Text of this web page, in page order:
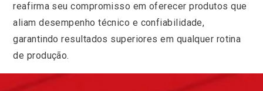
reafirma seu compromisso em oferecer produtos que
aliam desempenho técnico e confiabilidade,
garantindo resultados superiores em qualquer rotina
de produção.